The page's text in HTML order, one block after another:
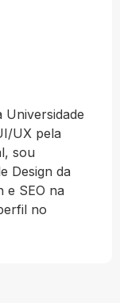
UX pela
sou
Design da
e SEO na
no